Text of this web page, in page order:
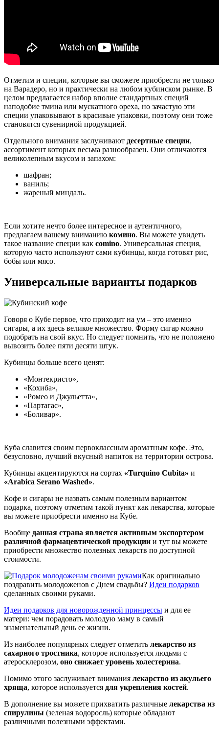
Отметим и специи, которые вы сможете приобрести не только
на Варадеро, но и практически на любом кубинском рынке. В
целом предлагается набор вполне стандартных специй
наподобие тмина или мускатного ореха, но зачастую эти
специи упаковывают в красивые упаковки, поэтому они тоже
становятся сувенирной продукцией.
Отдельного внимания заслуживают десертные специи,
ассортимент которых весьма разнообразен. Они отличаются
великолепным вкусом и запахом:
шафран;
ваниль;
жареный миндаль.
Если хотите нечто более интересное и аутентичного,
предлагаем вашему вниманию комино. Вы можете увидеть
такое название специи как сomino. Универсальная специя,
которую часто используют сами кубинцы, когда готовят рис,
бобы или мясо.
Универсальные варианты подарков
Говоря о Кубе первое, что приходит на ум – это именно
сигары, а их здесь великое множество. Форму сигар можно
подобрать на свой вкус. Но следует помнить, что не положено
вывозить более пяти десяти штук.
Кубинцы больше всего ценят:
«Монтекристо»,
«Кохиба»,
«Ромео и Джульетта»,
«Партагас»,
«Боливар».
Куба славится своим первоклассным ароматным кофе. Это,
безусловно, лучший вкусный напиток на территории острова.
Кубинцы акцентируются на сортах «Turquino Сubita» и
«Arabica Serano Washed».
Кофе и сигары не назвать самым полезным вариантом
подарка, поэтому отметим такой пункт как лекарства, которые
вы можете приобрести именно на Кубе.
Вообще данная страна является активным экспортером
различной фармацевтической продукции и тут вы можете
приобрести множество полезных лекарств по доступной
стоимости.
Как оригинально
поздравить молодоженов с Днем свадьбы? Идеи подарков
сделанных своими руками.
Идеи подарков для новорожденной принцессы и для ее
матери: чем порадовать молодую маму в самый
знаменательный день ее жизни.
Из наиболее популярных следует отметить лекарство из
сахарного тростника, которое используется людьми с
атеросклерозом, оно снижает уровень холестерина.
Помимо этого заслуживает внимания лекарство из акульего
хряща, которое используется для укрепления костей.
В дополнение вы можете прихватить различные лекарства из
спирулины (зеленая водоросль) которые обладают
различными полезными эффектами.